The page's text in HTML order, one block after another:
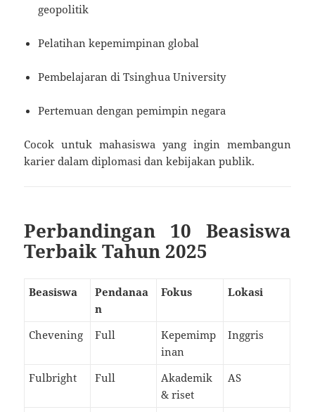
geopolitik
Pelatihan kepemimpinan global
Pembelajaran di Tsinghua University
Pertemuan dengan pemimpin negara
Cocok untuk mahasiswa yang ingin membangun
karier dalam diplomasi dan kebijakan publik.
Perbandingan 10 Beasiswa
Terbaik Tahun 2025
Beasiswa
Pendanaa
n
Fokus Lokasi
Chevening Full
Kepemimp
inan
Inggris
Fulbright Full
Akademik
& riset
AS